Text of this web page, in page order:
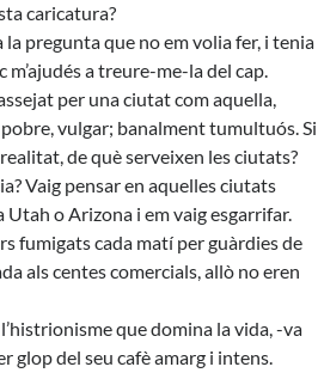
caricatura?
pregunta que no em volia fer, i tenia
m’ajudés a treure-me-la del cap.
per una ciutat com aquella,
vulgar; banalment tumultuós. Si
de què serveixen les ciutats?
Vaig pensar en aquelles ciutats
Utah o Arizona i em vaig esgarrifar.
fumigats cada matí per guàrdies de
als centes comercials, allò no eren
que domina la vida, -va
glop del seu cafè amarg i intens.